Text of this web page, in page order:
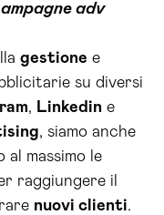
adv
gestione e
su diversi
, Linkedin e
, siamo anche
massimo le
raggiungere il
nuovi clienti.